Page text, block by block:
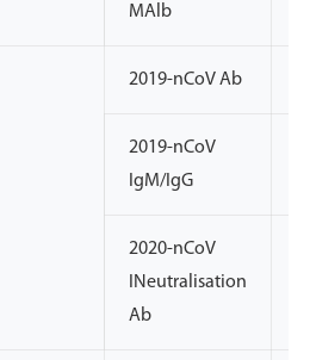
MAlb
2019-nCoV Ab
2019-nCoV
IgM/IgG
2020-nCoV
INeutralisation
Ab